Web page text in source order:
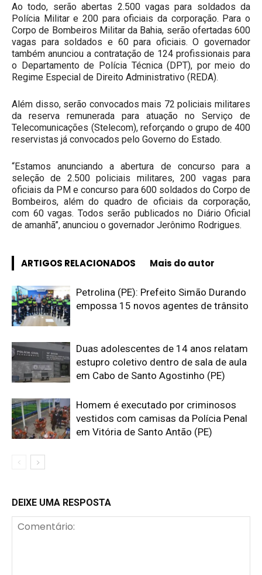
Ao todo, serão abertas 2.500 vagas para soldados da
Polícia Militar e 200 para oficiais da corporação. Para o
Corpo de Bombeiros Militar da Bahia, serão ofertadas 600
vagas para soldados e 60 para oficiais. O governador
também anunciou a contratação de 124 profissionais para
o Departamento de Polícia Técnica (DPT), por meio do
Regime Especial de Direito Administrativo (REDA).
Além disso, serão convocados mais 72 policiais militares
da reserva remunerada para atuação no Serviço de
Telecomunicações (Stelecom), reforçando o grupo de 400
reservistas já convocados pelo Governo do Estado.
“Estamos anunciando a abertura de concurso para a
seleção de 2.500 policiais militares, 200 vagas para
oficiais da PM e concurso para 600 soldados do Corpo de
Bombeiros, além do quadro de oficiais da corporação,
com 60 vagas. Todos serão publicados no Diário Oficial
de amanhã”, anunciou o governador Jerônimo Rodrigues.
ARTIGOS RELACIONADOS Mais do autor
Petrolina (PE): Prefeito Simão Durando
empossa 15 novos agentes de trânsito
Duas adolescentes de 14 anos relatam
estupro coletivo dentro de sala de aula
em Cabo de Santo Agostinho (PE)
Homem é executado por criminosos
vestidos com camisas da Polícia Penal
em Vitória de Santo Antão (PE)
DEIXE UMA RESPOSTA